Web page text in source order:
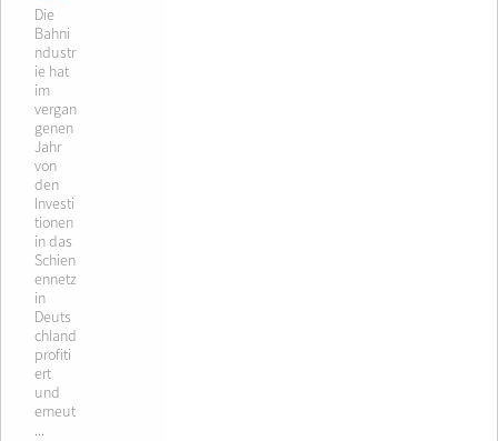
Die
Bahni
ndustr
ie hat
im
vergan
genen
Jahr
von
den
Investi
tionen
in das
Schien
ennetz
in
Deuts
chland
profiti
ert
und
erneut
...